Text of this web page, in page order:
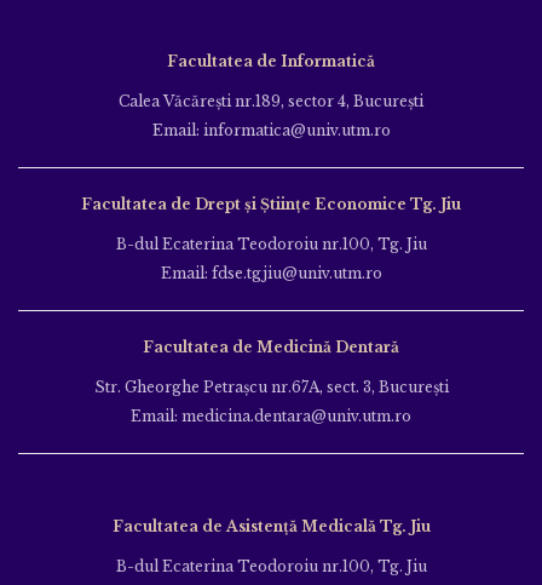
Facultatea de Informatică
Calea Văcăreşti nr.189, sector 4, Bucureşti
Email: informatica@univ.utm.ro
Facultatea de Drept și Științe Economice Tg. Jiu
B-dul Ecaterina Teodoroiu nr.100, Tg. Jiu
Email: fdse.tgjiu@univ.utm.ro
Facultatea de Medicină Dentară
Str. Gheorghe Petraşcu nr.67A, sect. 3, Bucureşti
Email: medicina.dentara@univ.utm.ro
Facultatea de Asistență Medicală Tg. Jiu
B-dul Ecaterina Teodoroiu nr.100, Tg. Jiu